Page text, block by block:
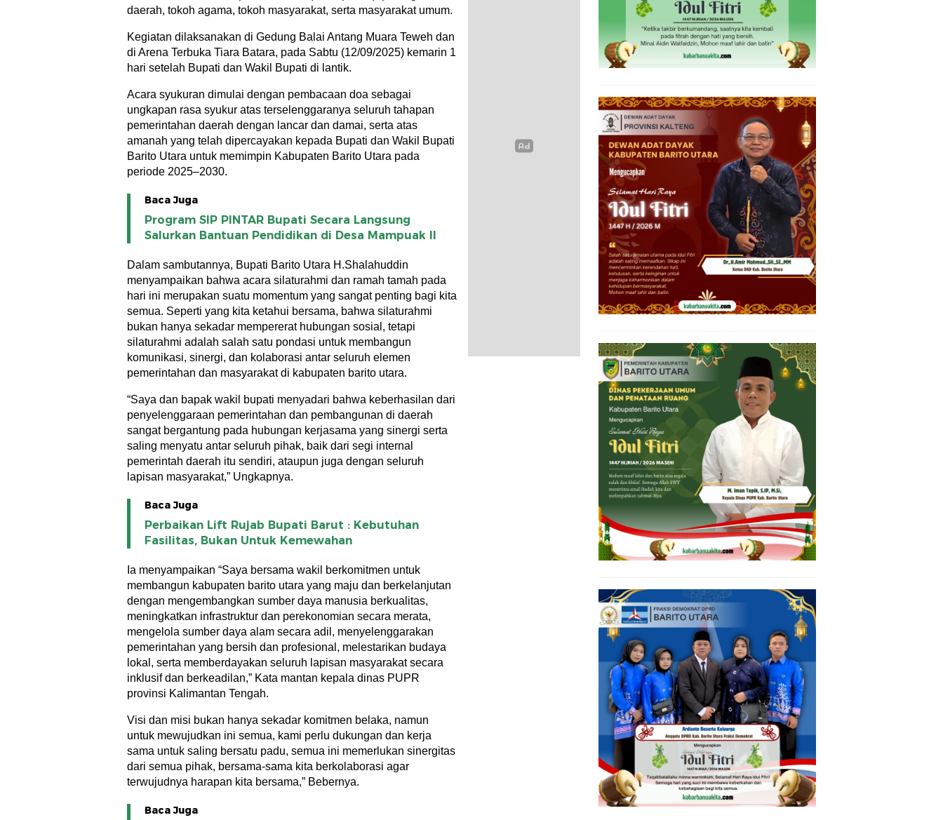
daerah, tokoh agama, tokoh masyarakat, serta masyarakat umum.
Kegiatan dilaksanakan di Gedung Balai Antang Muara Teweh dan
di Arena Terbuka Tiara Batara, pada Sabtu (12/09/2025) kemarin 1
hari setelah Bupati dan Wakil Bupati di lantik.
Acara syukuran dimulai dengan pembacaan doa sebagai
ungkapan rasa syukur atas terselenggaranya seluruh tahapan
pemerintahan daerah dengan lancar dan damai, serta atas
amanah yang telah dipercayakan kepada Bupati dan Wakil Bupati
Barito Utara untuk memimpin Kabupaten Barito Utara pada
periode 2025–2030.
Baca Juga
Program SIP PINTAR Bupati Secara Langsung
Salurkan Bantuan Pendidikan di Desa Mampuak ll
Dalam sambutannya, Bupati Barito Utara H.Shalahuddin
menyampaikan bahwa acara silaturahmi dan ramah tamah pada
hari ini merupakan suatu momentum yang sangat penting bagi kita
semua. Seperti yang kita ketahui bersama, bahwa silaturahmi
bukan hanya sekadar mempererat hubungan sosial, tetapi
silaturahmi adalah salah satu pondasi untuk membangun
komunikasi, sinergi, dan kolaborasi antar seluruh elemen
pemerintahan dan masyarakat di kabupaten barito utara.
“Saya dan bapak wakil bupati menyadari bahwa keberhasilan dari
penyelenggaraan pemerintahan dan pembangunan di daerah
sangat bergantung pada hubungan kerjasama yang sinergi serta
saling menyatu antar seluruh pihak, baik dari segi internal
pemerintah daerah itu sendiri, ataupun juga dengan seluruh
lapisan masyarakat,” Ungkapnya.
Baca Juga
Perbaikan Lift Rujab Bupati Barut : Kebutuhan
Fasilitas, Bukan Untuk Kemewahan
Ia menyampaikan “Saya bersama wakil berkomitmen untuk
membangun kabupaten barito utara yang maju dan berkelanjutan
dengan mengembangkan sumber daya manusia berkualitas,
meningkatkan infrastruktur dan perekonomian secara merata,
mengelola sumber daya alam secara adil, menyelenggarakan
pemerintahan yang bersih dan profesional, melestarikan budaya
lokal, serta memberdayakan seluruh lapisan masyarakat secara
inklusif dan berkeadilan,” Kata mantan kepala dinas PUPR
provinsi Kalimantan Tengah.
Visi dan misi bukan hanya sekadar komitmen belaka, namun
untuk mewujudkan ini semua, kami perlu dukungan dan kerja
sama untuk saling bersatu padu, semua ini memerlukan sinergitas
dari semua pihak, bersama-sama kita berkolaborasi agar
terwujudnya harapan kita bersama,” Bebernya.
Baca Juga